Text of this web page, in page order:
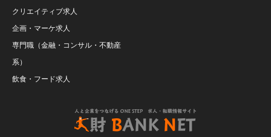
クリエイティブ求人
企画・マーケ求人
専門職（金融・コンサル・不動産
系）
飲食・フード求人